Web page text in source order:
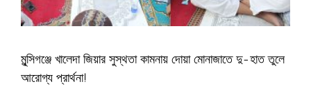
মুন্সিগঞ্জে খালেদা জিয়ার সুস্থতা কামনায় দোয়া মোনাজাতে দু-হাত তুলে
আরোগ্য প্রার্থনা!